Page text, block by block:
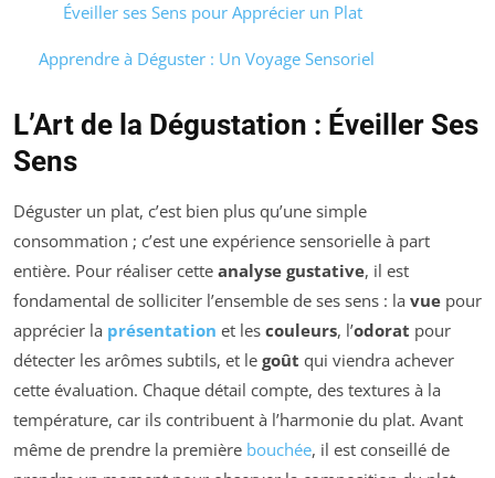
Éveiller ses Sens pour Apprécier un Plat
Apprendre à Déguster : Un Voyage Sensoriel
L’Art de la Dégustation : Éveiller Ses
Sens
Déguster un plat, c’est bien plus qu’une simple
consommation ; c’est une expérience sensorielle à part
entière. Pour réaliser cette analyse gustative, il est
fondamental de solliciter l’ensemble de ses sens : la vue pour
apprécier la présentation et les couleurs, l’odorat pour
détecter les arômes subtils, et le goût qui viendra achever
cette évaluation. Chaque détail compte, des textures à la
température, car ils contribuent à l’harmonie du plat. Avant
même de prendre la première bouchée, il est conseillé de